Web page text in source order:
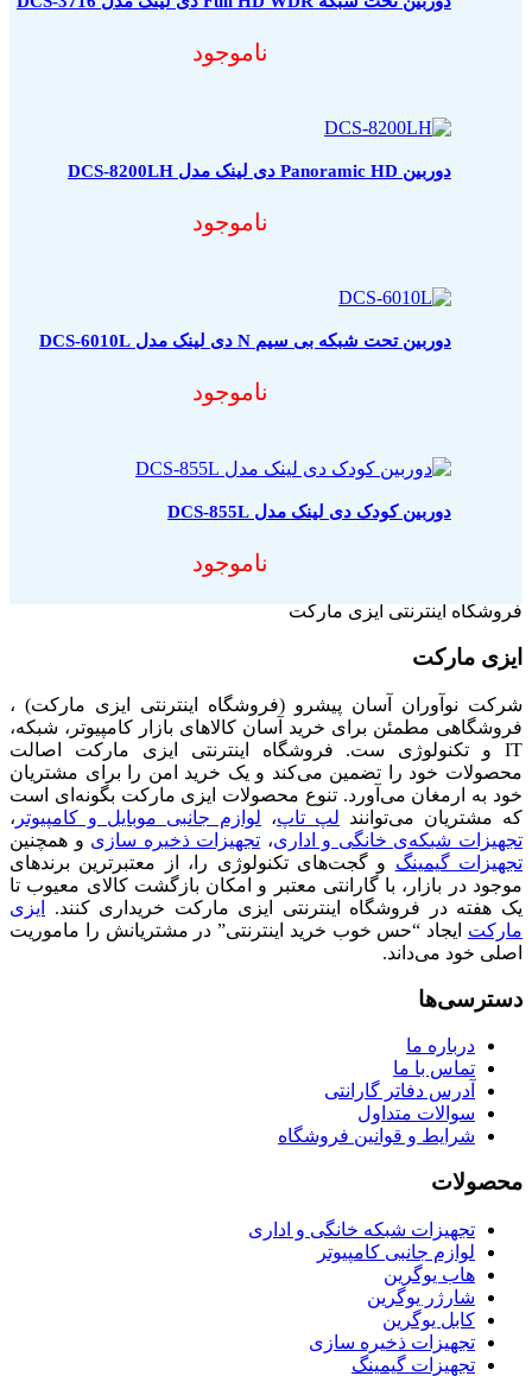
ناموجود
دوربین Panoramic HD دی لینک مدل DCS-8200LH
ناموجود
دوربین تحت شبکه بی سیم N دی لینک مدل DCS-6010L
ناموجود
دوربین کودک دی لینک مدل DCS-855L
ناموجود
فروشگاه اینترنتی ایزی مارکت
ایزی مارکت
شرکت نوآوران آسان پیشرو (فروشگاه اینترنتی ایزی مارکت) ،
فروشگاهی مطمئن برای خرید آسان کالاهای بازار کامپیوتر، شبکه،
IT و تکنولوژی ست. فروشگاه اینترنتی ایزی مارکت اصالت
محصولات خود را تضمین می‌کند و یک خرید امن را برای مشتریان
خود به ارمغان می‌آورد. تنوع محصولات ایزی مارکت بگونه‌ای است
که مشتریان می‌توانند لپ تاپ، لوازم جانبی موبایل و کامپیوتر ،
تجهیزات شبکه‌ی خانگی و اداری، تجهیزات ذخیره سازی و همچنین
تجهیزات گیمینگ و گجت‌های تکنولوژی را، از معتبرترین برندهای
موجود در بازار، با گارانتی معتبر و امکان بازگشت کالای معیوب تا
یک هفته در فروشگاه اینترنتی ایزی مارکت خریداری کنند.
ایزی
مارکت ایجاد “حس خوب خرید اینترنتی” در مشتریانش را ماموریت
اصلی خود می‌داند.
دسترسی‌ها
درباره ما
تماس با ما
آدرس دفاتر گارانتی
سوالات متداول
شرایط و قوانین فروشگاه
محصولات
تجهیزات شبکه خانگی و اداری
لوازم جانبی کامپیوتر
هاب یوگرین
شارژر یوگرین
کابل یوگرین
تجهیزات ذخیره سازی
تجهیزات گیمینگ